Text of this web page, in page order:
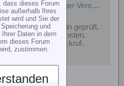
Philipp Herzog – Unabhängiger Versicherungsmakler · bundesweit per Video
in 20 Min geprüft.
per Video, 0 € Kosten.
oder Rückruf.
dass dieses Forum
außerhalb Ihres
wird und Sie der
und
Ihrer Daten in dem
dieses Forum
zustimmen.